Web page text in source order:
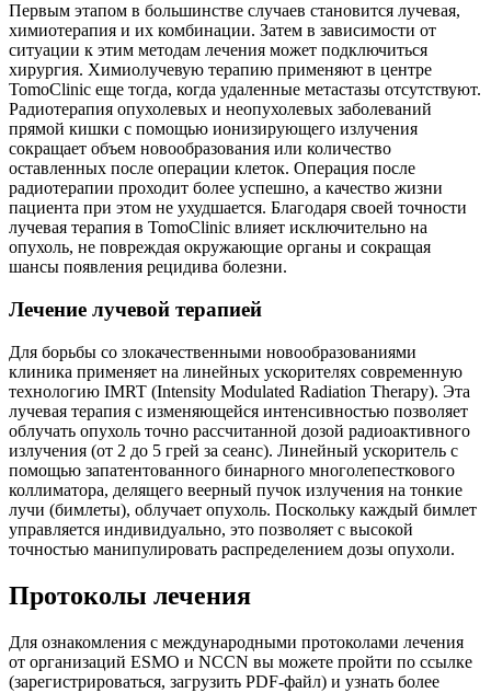
Первым этапом в большинстве случаев становится лучевая,
химиотерапия и их комбинации. Затем в зависимости от
ситуации к этим методам лечения может подключиться
хирургия. Химиолучевую терапию применяют в центре
TomoClinic еще тогда, когда удаленные метастазы отсутствуют.
Радиотерапия опухолевых и неопухолевых заболеваний
прямой кишки с помощью ионизирующего излучения
сокращает объем новообразования или количество
оставленных после операции клеток. Операция после
радиотерапии проходит более успешно, а качество жизни
пациента при этом не ухудшается. Благодаря своей точности
лучевая терапия в TomoClinic влияет исключительно на
опухоль, не повреждая окружающие органы и сокращая
шансы появления рецидива болезни.
Лечение лучевой терапией
Для борьбы со злокачественными новообразованиями
клиника применяет на линейных ускорителях современную
технологию IMRT (Intensity Modulated Radiation Therapy). Эта
лучевая терапия с изменяющейся интенсивностью позволяет
облучать опухоль точно рассчитанной дозой радиоактивного
излучения (от 2 до 5 грей за сеанс). Линейный ускоритель с
помощью запатентованного бинарного многолепесткового
коллиматора, делящего веерный пучок излучения на тонкие
лучи (бимлеты), облучает опухоль. Поскольку каждый бимлет
управляется индивидуально, это позволяет с высокой
точностью манипулировать распределением дозы опухоли.
Протоколы лечения
Для ознакомления с международными протоколами лечения
от организаций ESMO и NCCN вы можете пройти по ссылке
(зарегистрироваться, загрузить PDF-файл) и узнать более